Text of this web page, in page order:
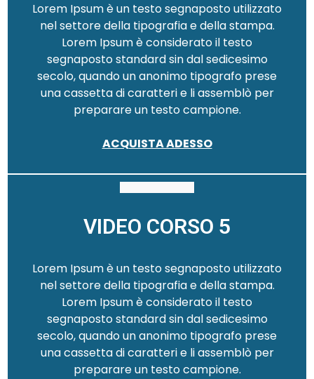
Lorem Ipsum è un testo segnaposto utilizzato
nel settore della tipografia e della stampa.
Lorem Ipsum è considerato il testo
segnaposto standard sin dal sedicesimo
secolo, quando un anonimo tipografo prese
una cassetta di caratteri e li assemblò per
preparare un testo campione.
ACQUISTA ADESSO
VIDEO CORSO 5
Lorem Ipsum è un testo segnaposto utilizzato
nel settore della tipografia e della stampa.
Lorem Ipsum è considerato il testo
segnaposto standard sin dal sedicesimo
secolo, quando un anonimo tipografo prese
una cassetta di caratteri e li assemblò per
preparare un testo campione.